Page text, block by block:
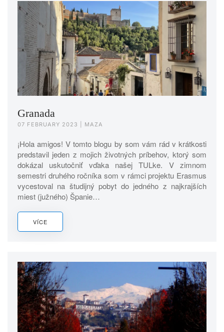
Granada
07 FEBRUARY 2023 | MAZA
¡Hola amigos! V tomto blogu by som vám rád v krátkosti
predstavil jeden z mojich životných príbehov, ktorý som
dokázal uskutočniť vďaka našej TULke. V zimnom
semestri druhého ročníka som v rámci projektu Erasmus
vycestoval na študijný pobyt do jedného z najkrajších
miest (južného) Španie…
VÍCE